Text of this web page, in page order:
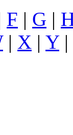
F | G |
| X | Y|